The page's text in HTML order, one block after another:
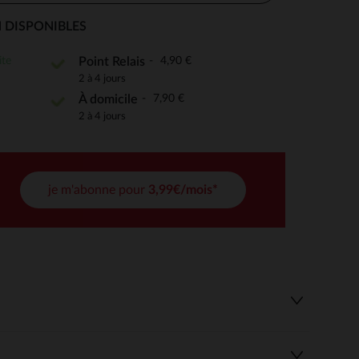
de confidentialité, en garantissant la conformité avec
Point Relais 4,90 €
2 à 4 jours
À domicile 7,90 €
2 à 4 jours
je m'abonne pour 3,99€/mois*